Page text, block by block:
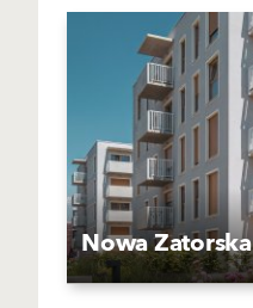
Nowa Zatorska